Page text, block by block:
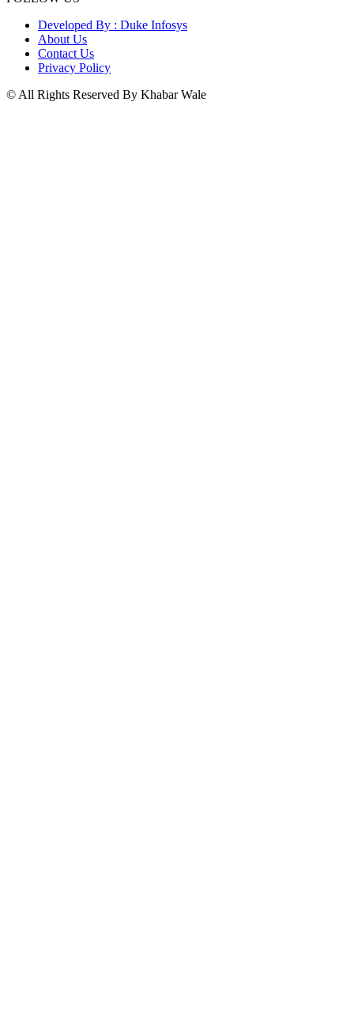
Developed By : Duke Infosys
About Us
Contact Us
Privacy Policy
© All Rights Reserved By Khabar Wale